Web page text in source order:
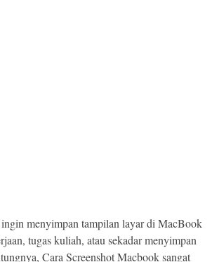
ingin menyimpan tampilan layar di MacBook
tugas kuliah, atau sekadar menyimpan
Cara Screenshot Macbook sangat